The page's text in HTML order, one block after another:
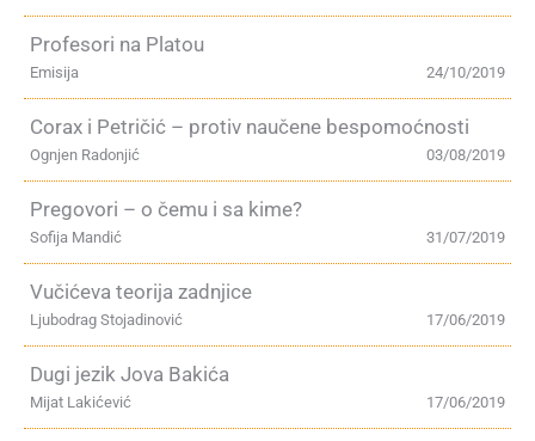
Profesori na Platou
24/10/2019
Emisija
Corax i Petričić – protiv naučene bespomoćnosti
03/08/2019
Ognjen Radonjić
Pregovori – o čemu i sa kime?
31/07/2019
Sofija Mandić
Vučićeva teorija zadnjice
17/06/2019
Ljubodrag Stojadinović
Dugi jezik Jova Bakića
17/06/2019
Mijat Lakićević